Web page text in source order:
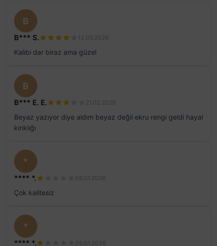
B
B*** S. 12.05.2026
Kalıbı dar biraz ama güzel
B
B*** E. E. 21.02.2026
Beyaz yazıyor diye aldım beyaz değil ekru rengi geldi hayal
kırıklığı
*
**** *. 09.01.2026
Çok kalitesiz
*
**** *. 09.01.2026